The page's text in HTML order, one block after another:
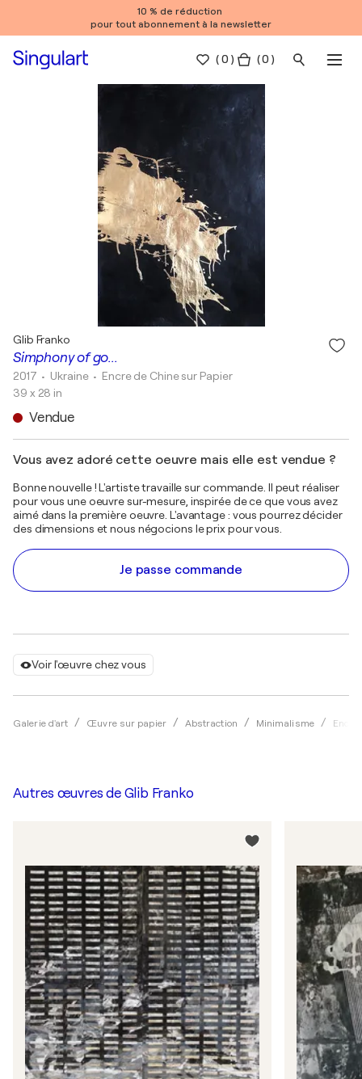
10 % de réduction
pour tout abonnement à la newsletter
(0 ) ( 0 )
Voir l'œuvre chez vous
Galerie d'art Œuvre sur papier Abstraction Minimalisme Encre
Simphony of go...
Glib Franko
2017 • Ukraine • Encre de Chine sur Papier
39 x 28 in
Vendue
Vous avez adoré cette oeuvre mais elle est vendue ?
Bonne nouvelle ! L'artiste travaille sur commande. Il peut réaliser
pour vous une oeuvre sur-mesure, inspirée de ce que vous avez
aimé dans la première oeuvre. L'avantage : vous pourrez décider
des dimensions et nous négocions le prix pour vous.
Je passe commande
Autres œuvres de Glib Franko